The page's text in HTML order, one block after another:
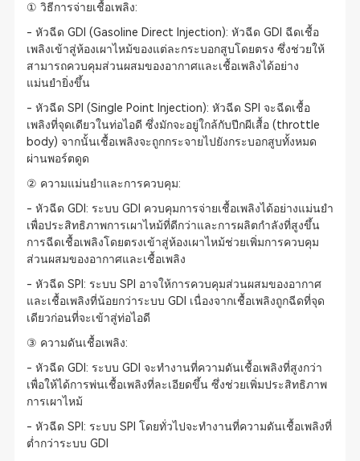
① วิธีการจ่ายเชื้อเพลิง:
- หัวฉีด GDI (Gasoline Direct Injection): หัวฉีด GDI ฉีดเชื้อ
เพลิงเข้าสู่ห้องเผาไหม้ของแต่ละกระบอกสูบโดยตรง ซึ่งช่วยให้
สามารถควบคุมส่วนผสมของอากาศและเชื้อเพลิงได้อย่าง
แม่นยำยิ่งขึ้น
- หัวฉีด SPI (Single Point Injection): หัวฉีด SPI จะฉีดเชื้อ
เพลิงที่จุดเดียวในท่อไอดี ซึ่งมักจะอยู่ใกล้กับปีกผีเสื้อ (throttle
body) จากนั้นเชื้อเพลิงจะถูกกระจายไปยังกระบอกสูบทั้งหมด
ผ่านพอร์ตดูด
② ความแม่นยำและการควบคุม:
- หัวฉีด GDI: ระบบ GDI ควบคุมการจ่ายเชื้อเพลิงได้อย่างแม่นยำ
เพื่อประสิทธิภาพการเผาไหม้ที่ดีกว่าและการผลิตกำลังที่สูงขึ้น
การฉีดเชื้อเพลิงโดยตรงเข้าสู่ห้องเผาไหม้ช่วยเพิ่มการควบคุม
ส่วนผสมของอากาศและเชื้อเพลิง
- หัวฉีด SPI: ระบบ SPI อาจให้การควบคุมส่วนผสมของอากาศ
และเชื้อเพลิงที่น้อยกว่าระบบ GDI เนื่องจากเชื้อเพลิงถูกฉีดที่จุด
เดียวก่อนที่จะเข้าสู่ท่อไอดี
③ ความดันเชื้อเพลิง:
- หัวฉีด GDI: ระบบ GDI จะทำงานที่ความดันเชื้อเพลิงที่สูงกว่า
เพื่อให้ได้การพ่นเชื้อเพลิงที่ละเอียดขึ้น ซึ่งช่วยเพิ่มประสิทธิภาพ
การเผาไหม้
- หัวฉีด SPI: ระบบ SPI โดยทั่วไปจะทำงานที่ความดันเชื้อเพลิงที่
ต่ำกว่าระบบ GDI